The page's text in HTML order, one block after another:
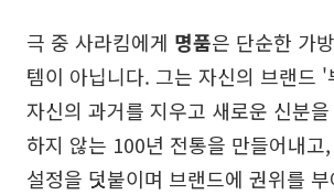
극 중 사라킴에게 명품은 단순한 가
템이 아닙니다. 그는 자신의 브랜드
자신의 과거를 지우고 새로운 신분
하지 않는 100년 전통을 만들어내고
설정을 덧붙이며 브랜드에 권위를